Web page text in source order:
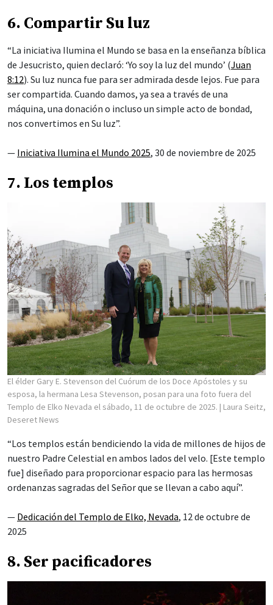
6. Compartir Su luz
“La iniciativa Ilumina el Mundo se basa en la enseñanza bíblica
de Jesucristo, quien declaró: ‘Yo soy la luz del mundo’ (Juan
8:12). Su luz nunca fue para ser admirada desde lejos. Fue para
ser compartida. Cuando damos, ya sea a través de una
máquina, una donación o incluso un simple acto de bondad,
nos convertimos en Su luz”.
— Iniciativa Ilumina el Mundo 2025, 30 de noviembre de 2025
7. Los templos
El élder Gary E. Stevenson del Cuórum de los Doce Apóstoles y su
esposa, la hermana Lesa Stevenson, posan para una foto fuera del
Templo de Elko Nevada el sábado, 11 de octubre de 2025. | Laura Seitz,
Deseret News
“Los templos están bendiciendo la vida de millones de hijos de
nuestro Padre Celestial en ambos lados del velo. [Este templo
fue] diseñado para proporcionar espacio para las hermosas
ordenanzas sagradas del Señor que se llevan a cabo aquí”.
— Dedicación del Templo de Elko, Nevada, 12 de octubre de
2025
8. Ser pacificadores